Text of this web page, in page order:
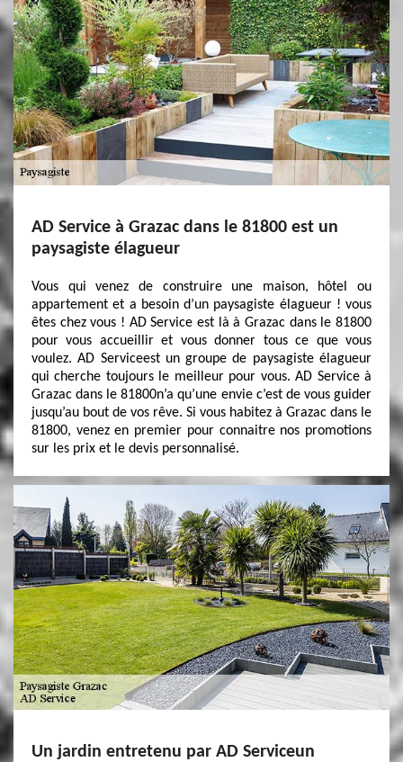
AD Service à Grazac dans le 81800 est un
paysagiste élagueur
Vous qui venez de construire une maison, hôtel ou
appartement et a besoin d’un paysagiste élagueur ! vous
êtes chez vous ! AD Service est là à Grazac dans le 81800
pour vous accueillir et vous donner tous ce que vous
voulez. AD Serviceest un groupe de paysagiste élagueur
qui cherche toujours le meilleur pour vous. AD Service à
Grazac dans le 81800n’a qu’une envie c’est de vous guider
jusqu’au bout de vos rêve. Si vous habitez à Grazac dans le
81800, venez en premier pour connaitre nos promotions
sur les prix et le devis personnalisé.
Un jardin entretenu par AD Serviceun